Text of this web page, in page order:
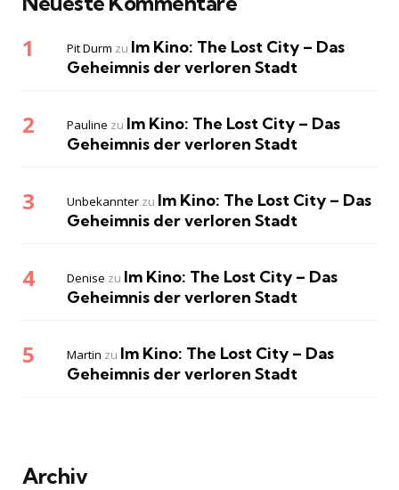
Pit Durm zu Im Kino: The Lost City – Das
Geheimnis der verloren Stadt
Pauline zu Im Kino: The Lost City – Das
Geheimnis der verloren Stadt
Unbekannter zu Im Kino: The Lost City – Das
Geheimnis der verloren Stadt
Denise zu Im Kino: The Lost City – Das
Geheimnis der verloren Stadt
Martin zu Im Kino: The Lost City – Das
Geheimnis der verloren Stadt
Archiv